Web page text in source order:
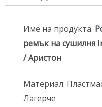
Име на продукта:
ремък на сушилня
/ Аристон
Материал:
Лагерче